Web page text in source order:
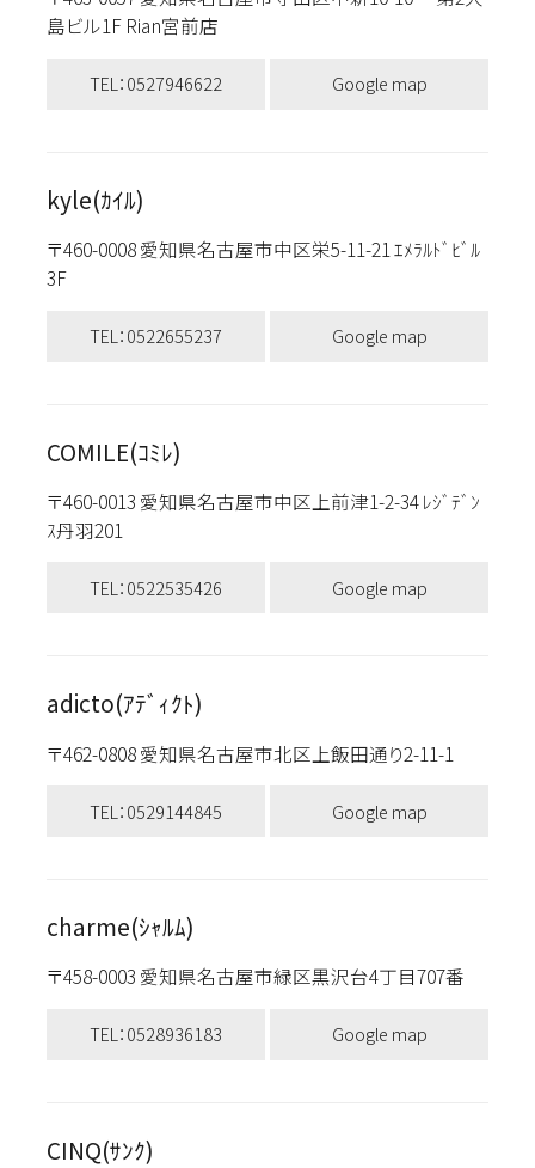
島ビル1F Rian宮前店
TEL：0527946622 Google map
kyle(ｶｲﾙ)
〒460-0008 愛知県名古屋市中区栄5-11-21 ｴﾒﾗﾙﾄﾞﾋﾞﾙ
3F
TEL：0522655237 Google map
COMILE(ｺﾐﾚ)
〒460-0013 愛知県名古屋市中区上前津1-2-34 ﾚｼﾞﾃﾞﾝ
ｽ丹羽201
TEL：0522535426 Google map
adicto(ｱﾃﾞｨｸﾄ)
〒462-0808 愛知県名古屋市北区上飯田通り2-11-1
TEL：0529144845 Google map
charme(ｼｬﾙﾑ)
〒458-0003 愛知県名古屋市緑区黒沢台4丁目707番
TEL：0528936183 Google map
CINQ(ｻﾝｸ)